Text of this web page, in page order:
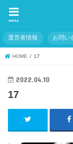
menu
運営者情報 お問い
HOME 17
2022.04.10
17